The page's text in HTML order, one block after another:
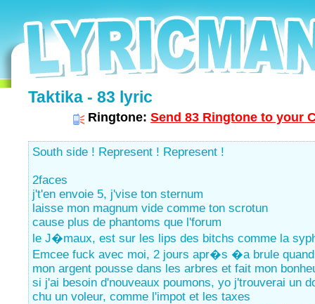
Taktika - 83 lyric
Ringtone: Send 83 Ringtone to your
South side ! Represent ! Represent !
2faces
j't'en envoie 5, j'vise ton sternum
laisse mon magnum vide comme ton scrotun
cause plus de phantoms que l'forum
le J�maux, est sur les lips des bitchs comme la
Emcee fuck avec moi, 2 jours apr�s �a brule
mon argent pousse dans les arbres et fait mon
si j'ai besoin d'nouveaux poumons, yo j'trouverai un
chu un voleur, comme l'impot et les taxes